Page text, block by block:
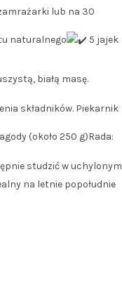
lub na 30
naturalnego 5 jajek
białą masę.
składników. Piekarnik
(około 250 g)Rada:
studzić w uchylonym
na letnie popołudnie